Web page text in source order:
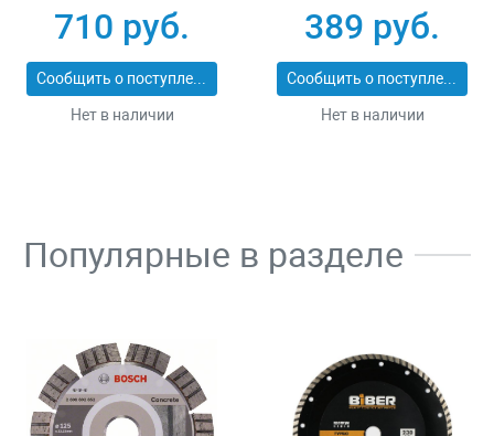
ПРОФИ 20531-
450_z02
710 руб.
Сообщить о поступлении
Нет в наличии
11277-L
389 руб.
Сообщить о поступлении
Нет в наличии
Популярные в разделе